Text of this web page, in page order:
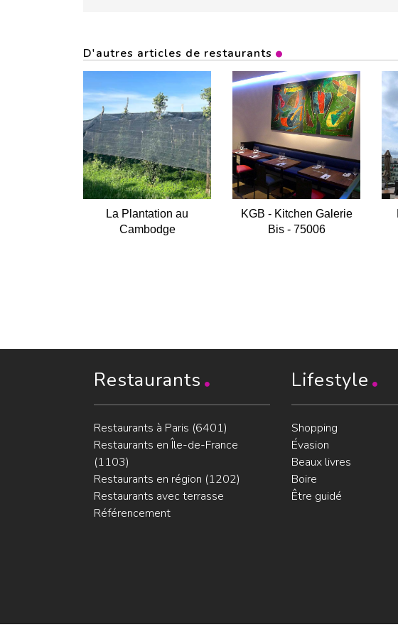
D'autres articles de restaurants
La Plantation au
Cambodge
KGB - Kitchen Galerie
Bis - 75006
Restaurants
Restaurants à Paris (6401)
Restaurants en Île-de-France
(1103)
Restaurants en région (1202)
Restaurants avec terrasse
Référencement
Lifestyle
Shopping
Évasion
Beaux livres
Boire
Être guidé